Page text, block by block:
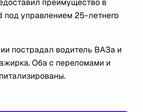
преимущество в
под управлением 25-летнего
пострадал водитель ВАЗа и
Оба с переломами и